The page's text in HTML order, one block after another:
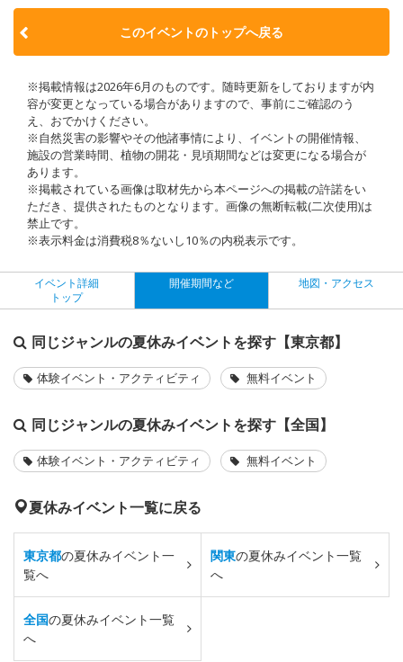
このイベントのトップへ戻る
※掲載情報は2026年6月のものです。随時更新をしておりますが内
容が変更となっている場合がありますので、事前にご確認のう
え、おでかけください。
※自然災害の影響やその他諸事情により、イベントの開催情報、
施設の営業時間、植物の開花・見頃期間などは変更になる場合が
あります。
※掲載されている画像は取材先から本ページへの掲載の許諾をい
ただき、提供されたものとなります。画像の無断転載(二次使用)は
禁止です。
※表示料金は消費税8％ないし10％の内税表示です。
イベント詳細
トップ
開催期間など 地図・アクセス
同じジャンルの夏休みイベントを探す【東京都】
体験イベント・アクティビティ 無料イベント
同じジャンルの夏休みイベントを探す【全国】
体験イベント・アクティビティ 無料イベント
夏休みイベント一覧に戻る
東京都の夏休みイベント一
覧へ
関東の夏休みイベント一覧
へ
全国の夏休みイベント一覧
へ